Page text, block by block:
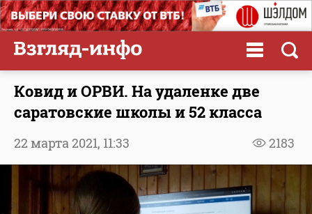
Ковид и ОРВИ. На удаленке две
саратовские школы и 52 класса
2183
22 марта 2021, 11:33